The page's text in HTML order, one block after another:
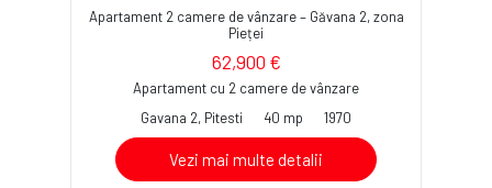
Apartament 2 camere de vânzare – Găvana 2, zona
Pieței
62,900 €
Apartament cu 2 camere de vânzare
Gavana 2, Pitesti
40 mp 1970
Vezi mai multe detalii